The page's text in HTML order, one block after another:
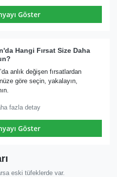
Göster
Hangi Fırsat Size Daha
anlık değişen fırsatlardan
göre seçin, yakalayın,
fazla detay
Göster
eski tüfeklerde var.